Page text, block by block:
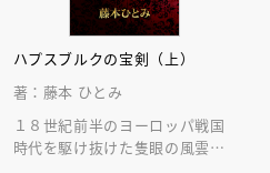
ハプスブルクの宝剣（上）
著：藤本 ひとみ
１８世紀前半のヨーロッパ戦国
時代を駆け抜けた隻眼の風雲児